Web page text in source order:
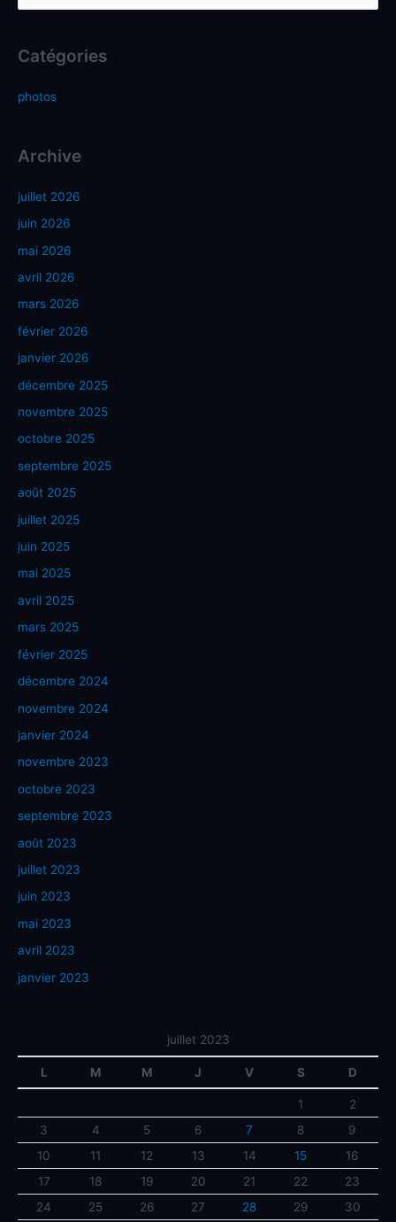
Catégories
photos
Archive
juillet 2026
juin 2026
mai 2026
avril 2026
mars 2026
février 2026
janvier 2026
décembre 2025
novembre 2025
octobre 2025
septembre 2025
août 2025
juillet 2025
juin 2025
mai 2025
avril 2025
mars 2025
février 2025
décembre 2024
novembre 2024
janvier 2024
novembre 2023
octobre 2023
septembre 2023
août 2023
juillet 2023
juin 2023
mai 2023
avril 2023
janvier 2023
juillet 2023
L M M J V S D
1
2
3
4 5 6 7 8
9
10
11 12 13 14 15
16
17
18 19 20 21 22
23
24
25 26 27 28 29 30